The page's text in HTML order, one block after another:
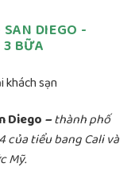
| ĂN 3 BỮA
khách sạn
Diego –thành phố
của tiểu bang Cali và
Mỹ.